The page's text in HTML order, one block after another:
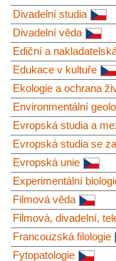
Divadelní studia
Divadelní věda
Ediční a
Edukace v kultuře
Ekologie a ochrana
Environmentální
Evropská studia a
Evropská studia se
Evropská unie
Experimentální
Filmová věda
Filmová, divadelní,
Francouzská filologie
Fytopatologie